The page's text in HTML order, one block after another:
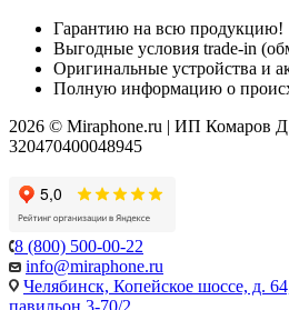
Гарантию на всю продукцию!
Выгодные условия trade-in
Оригинальные устройства и
Полную информацию о
2026 © Miraphone.ru | ИП
320470400048945
8 (800) 500-00-22
info@miraphone.ru
Челябинск, Копейское шоссе, д.
павильон 3-70/2